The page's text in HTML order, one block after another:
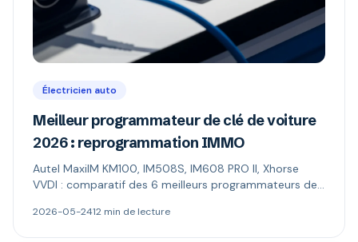
Électricien auto
Meilleur programmateur de clé de voiture
2026 : reprogrammation IMMO
Autel MaxiIM KM100, IM508S, IM608 PRO II, Xhorse
VVDI : comparatif des 6 meilleurs programmateurs de
fonctions IMMO, profils.
2026-05-2412 min de lecture